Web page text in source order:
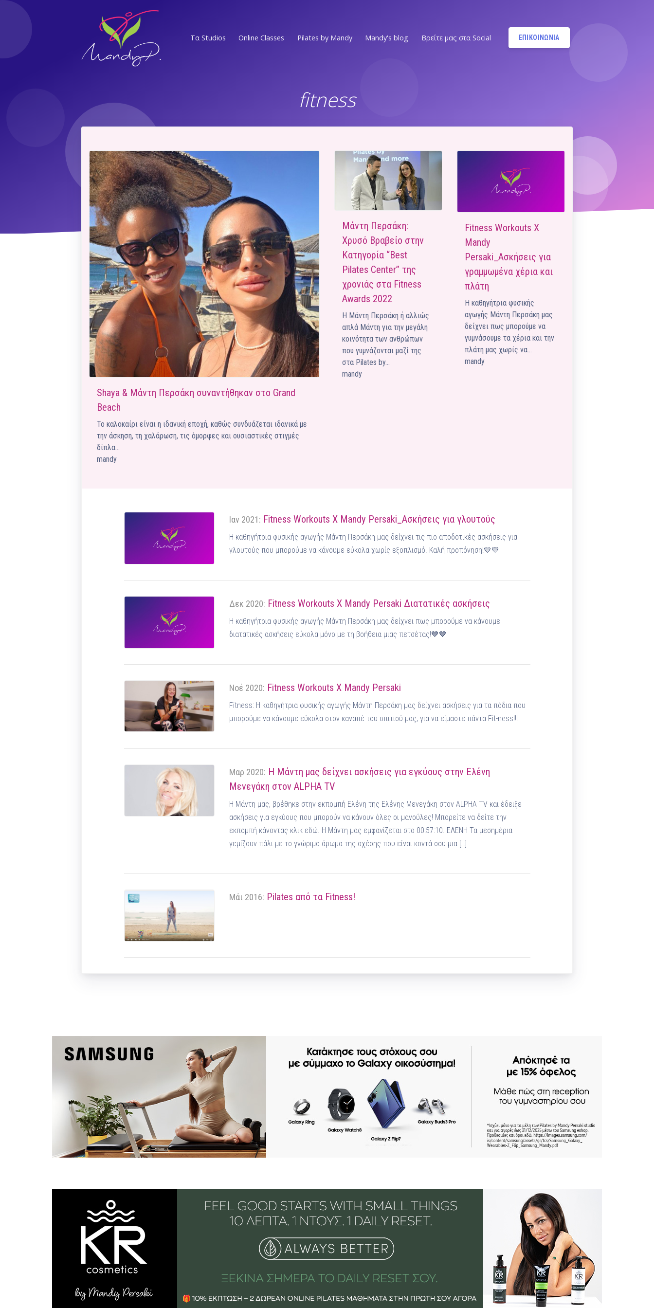
Τα Studios
Α
ΝΨ
Ν.ΨΥΧΙΚO
Ένας χώρος ευεξίας στην καρδιά του Νέου Ψυχικού
ΝΜ
Ν.ΜΑΚΡΗ
Ένα μεγάλο και όμορφο γυμναστήριο κοντά στη θάλασσα
Κ
ΚΟΡΥΔΑΛΛOΣ
Το pilates έχει τον δικό του καταπληκτικό χώρο στον
Κορυδαλλό
ΠΕΥ
ΠΕΥΚΗ
Η εξέλιξη της ευεξίας στην Πεύκη
ΠΣ
ΠΕΡΙΣΤΈΡΙNEOΣ ΧΩΡΟΣ
Προορισμός Pilates στην Καρδιά της Πόλης
Online Classes Pilates by Mandy Mandy's blog
MEDIA PRESS
VIDEOS
WORKOUTS
ΟΛΑ ΤΑ ΑΡΘΡΑ
Βρείτε μας στα Social
FACEBOOK ΕΛΛΗΝΙΚΟΥ
Pilates by Mandy
Pilates by Mandy
Pilates by Mandy
FACEBOOK N.ΜΑΚΡΗΣ
Pilates by Mandy
FACEBOOK ΚΟΡΥΔΑΛΛΟΥ
Pilates by Mandy
FACEBOOK ΠΕΡΙΣΤΕΡΊΟΥ
Pilates by Mandy
FACEBOOK ΠΕΎΚΗΣ
ΕΠΙΚΟΙΝΩΝΙΑ
fitness
Shaya & Μάντη Περσάκη συναντήθηκαν στο Grand
Beach
Το καλοκαίρι είναι η ιδανική εποχή, καθώς συνδυάζεται ιδανικά με
την άσκηση, τη χαλάρωση, τις όμορφες και ουσιαστικές στιγμές
δίπλα…
mandy
Μάντη Περσάκη:
Χρυσό Βραβείο στην
Κατηγορία “Best
Pilates Center” της
χρονιάς στα Fitness
Awards 2022
Η Μάντη Περσάκη ή αλλιώς
απλά Μάντη για την μεγάλη
κοινότητα των ανθρώπων
που γυμνάζονται μαζί της
στα Pilates by…
mandy
Fitness Workouts X
Mandy
Persaki_Ασκήσεις για
γραμμωμένα χέρια και
πλάτη
Η καθηγήτρια φυσικής
αγωγής Μάντη Περσάκη μας
δείχνει πως μπορούμε να
γυμνάσουμε τα χέρια και την
πλάτη μας χωρίς να…
mandy
Ιαν 2021: Fitness Workouts X Mandy Persaki_Ασκήσεις για γλουτούς
Η καθηγήτρια φυσικής αγωγής Μάντη Περσάκη μας δείχνει τις πιο αποδοτικές ασκήσεις για
γλουτούς που μπορούμε να κάνουμε εύκολα χωρίς εξοπλισμό. Καλή προπόνηση!💙💙
Δεκ 2020: Fitness Workouts X Mandy Persaki Διατατικές ασκήσεις
Η καθηγήτρια φυσικής αγωγής Μάντη Περσάκη μας δείχνει πως μπορούμε να κάνουμε
διατατικές ασκήσεις εύκολα μόνο με τη βοήθεια μιας πετσέτας!💙💙
Νοέ 2020: Fitness Workouts X Mandy Persaki
Fitness: Η καθηγήτρια φυσικής αγωγής Μάντη Περσάκη μας δείχνει ασκήσεις για τα πόδια που
μπορούμε να κάνουμε εύκολα στον καναπέ του σπιτιού μας, για να είμαστε πάντα Fit-ness!!!
Μαρ 2020: Η Μάντη μας δείχνει ασκήσεις για εγκύους στην Ελένη
Μενεγάκη στον ALPHA TV
Η Μάντη μας, βρέθηκε στην εκπομπή Ελένη της Ελένης Μενεγάκη στον ALPHA TV και έδειξε
ασκήσεις για εγκύους που μπορούν να κάνουν όλες οι μανούλες! Μπορείτε να δείτε την
εκπομπή κάνοντας κλικ εδώ. Η Μάντη μας εμφανίζεται στο 00:57:10. ΕΛΕΝΗ Τα μεσημέρια
γεμίζουν πάλι με το γνώριμο άρωμα της σχέσης που είναι κοντά σου μια […]
Μάι 2016: Pilates από τα Fitness!